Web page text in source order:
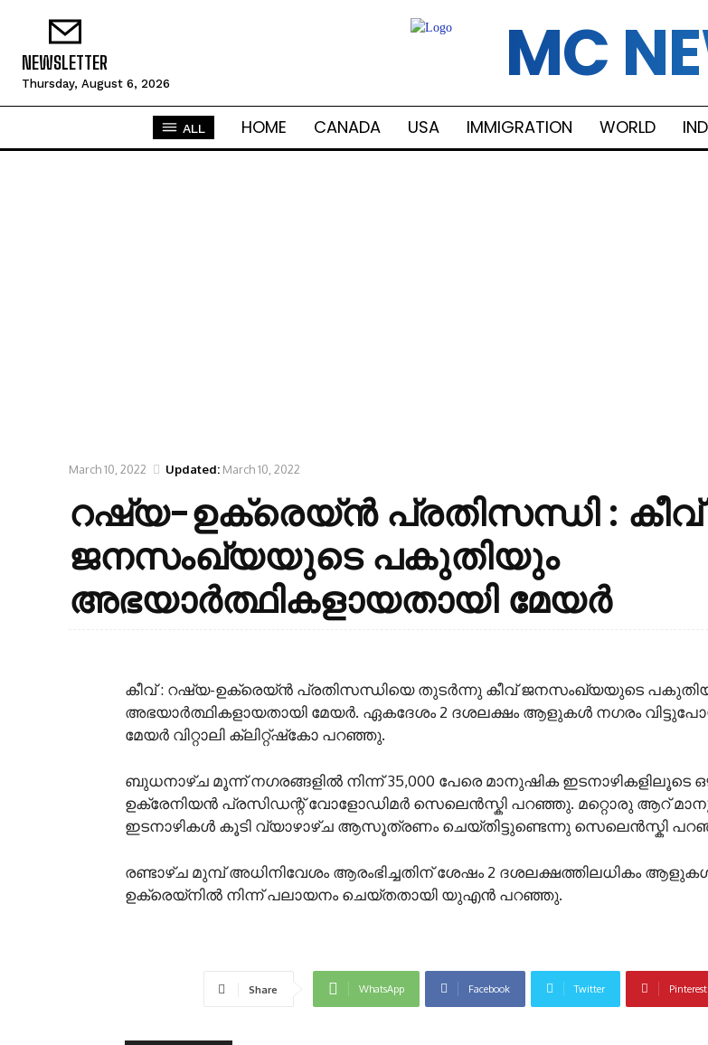
NEWSLETTER
Thursday, August 6, 2026 MC
ALL HOME CANADA USA IMMIGRATION WORLD
March 10, 2022 Updated: March 10, 2022
റഷ്യ-ഉക്രെയ്ൻ പ്രതിസന്ധി : കീവ്
ജനസംഖ്യയുടെ പകുതിയും
അഭയാർത്ഥികളായതായി മേയർ
കീവ് : റഷ്യ-ഉക്രെയ്ൻ പ്രതിസന്ധിയെ തുടർന്നു കീവ് ജനസംഖ്യയുടെ
അഭയാർത്ഥികളായതായി മേയർ. ഏകദേശം 2 ദശലക്ഷം ആളുകൾ നഗരം
മേയർ വിറ്റാലി ക്ലിറ്റ്‌ഷ്‌കോ പറഞ്ഞു.
ബുധനാഴ്ച മൂന്ന് നഗരങ്ങളിൽ നിന്ന് 35,000 പേരെ മാനുഷിക ഇടനാഴികളിലൂടെ
ഉക്രേനിയൻ പ്രസിഡന്റ് വോളോഡിമർ സെലെൻസ്കി പറഞ്ഞു. മറ്റൊരു ആറ്
ഇടനാഴികൾ കൂടി വ്യാഴാഴ്ച ആസൂത്രണം ചെയ്തിട്ടുണ്ടെന്നു സെലെൻസ്കി
രണ്ടാഴ്ച മുമ്പ് അധിനിവേശം ആരംഭിച്ചതിന് ശേഷം 2 ദശലക്ഷത്തിലധികം
ഉക്രെയ്നിൽ നിന്ന് പലായനം ചെയ്തതായി യുഎൻ പറഞ്ഞു.
Share WhatsApp Facebook Twitter Pinterest